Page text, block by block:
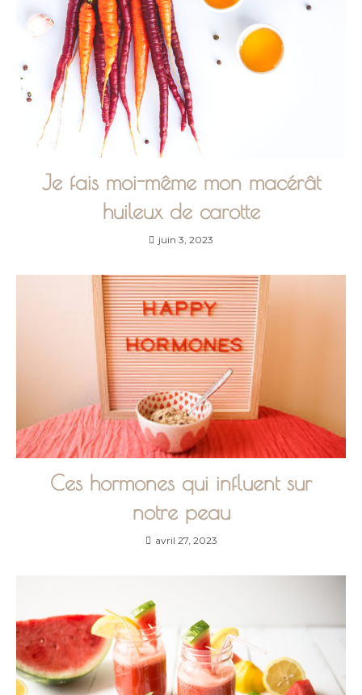
Je fais moi-même mon macérât
huileux de carotte
juin 3, 2023
Ces hormones qui influent sur
notre peau
avril 27, 2023